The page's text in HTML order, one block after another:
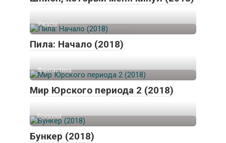
Ужасы
Пила: Начало (2018)
Фантастика
Мир Юрского периода 2 (2018)
Боевики
Бункер (2018)